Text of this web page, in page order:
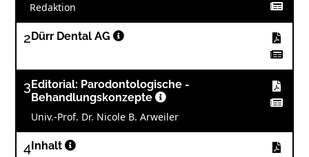
Redaktion
2 Dürr Dental AG
3 Editorial: Parodontologische ­
Behandlungskonzepte
Univ.-Prof. Dr. Nicole B. Arweiler
4 Inhalt